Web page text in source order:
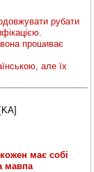
рубати
вона прошиває
але їх
має собі
мавпа